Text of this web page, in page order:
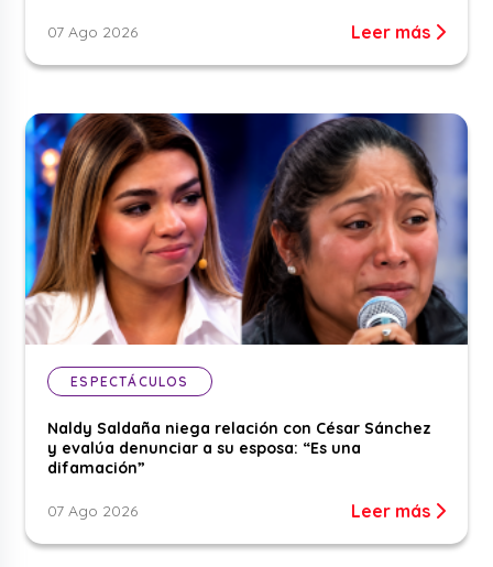
07 Ago 2026 Leer más
ESPECTÁCULOS
Naldy Saldaña niega relación con César Sánchez
y evalúa denunciar a su esposa: “Es una
difamación”
07 Ago 2026 Leer más